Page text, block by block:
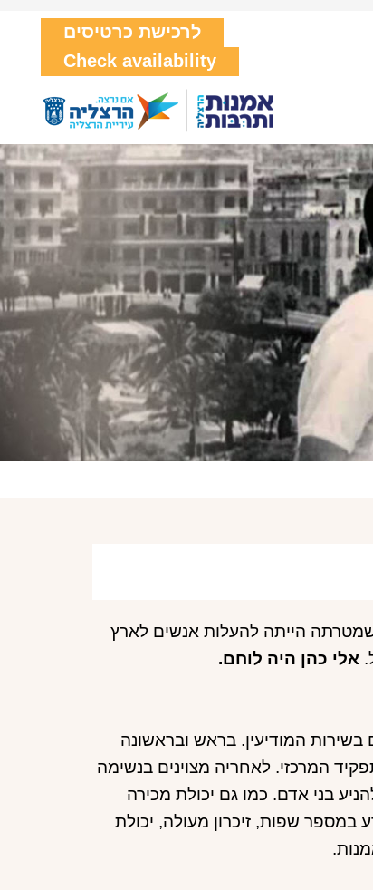
לרכישת כרטיסים
Check availability
הייתה להעלות אנשים לארץ
אלי כהן היה לוחם.
המודיעין. בראש ובראשונה
המרכזי. לאחריה מצוינים בנשימה
בני אדם. כמו גם יכולת מכירה
במספר שפות, זיכרון מעולה, יכולת